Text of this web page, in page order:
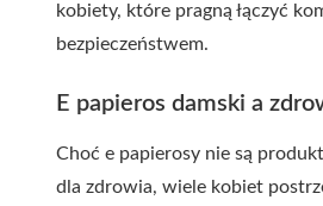
kobiety, które pragną łączyć
bezpieczeństwem.
E papieros damski a
Choć e papierosy nie są
dla zdrowia, wiele kobiet